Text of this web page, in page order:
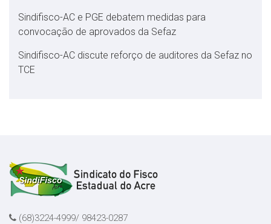
Sindifisco-AC e PGE debatem medidas para
convocação de aprovados da Sefaz
Sindifisco-AC discute reforço de auditores da Sefaz no
TCE
(68)3224-4999/ 98423-0287